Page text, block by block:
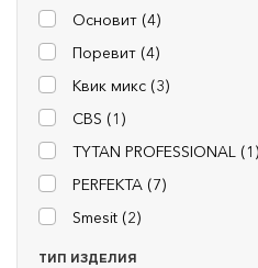
Основит (4)
Поревит (4)
Квик микс (3)
CBS (1 )
TYTAN PROFESSIONAL (1 )
PERFEKTA (7)
Smesit (2)
ТИП ИЗДЕЛИЯ